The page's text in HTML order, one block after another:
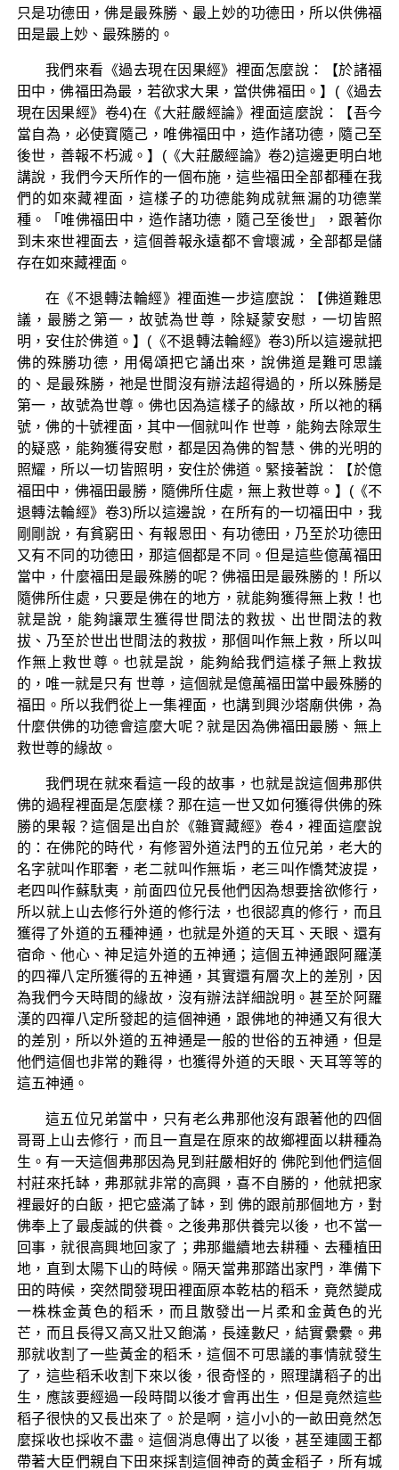
只是功德田，佛是最殊勝、最上妙的功德田，所以供佛福
田是最上妙、最殊勝的。
我們來看《過去現在因果經》裡面怎麼說：【於諸福
田中，佛福田為最，若欲求大果，當供佛福田。】(《過去
現在因果經》卷4)在《大莊嚴經論》裡面這麼說：【吾今
當自為，必使寶隨己，唯佛福田中，造作諸功德，隨己至
後世，善報不朽滅。】(《大莊嚴經論》卷2)這邊更明白地
講說，我們今天所作的一個布施，這些福田全部都種在我
們的如來藏裡面，這樣子的功德能夠成就無漏的功德業
種。「唯佛福田中，造作諸功德，隨己至後世」，跟著你
到未來世裡面去，這個善報永遠都不會壞滅，全部都是儲
存在如來藏裡面。
在《不退轉法輪經》裡面進一步這麼說：【佛道難思
議，最勝之第一，故號為世尊，除疑蒙安慰，一切皆照
明，安住於佛道。】(《不退轉法輪經》卷3)所以這邊就把
佛的殊勝功德，用偈頌把它誦出來，說佛道是難可思議
的、是最殊勝，祂是世間沒有辦法超得過的，所以殊勝是
第一，故號為世尊。佛也因為這樣子的緣故，所以祂的稱
號，佛的十號裡面，其中一個就叫作 世尊，能夠去除眾生
的疑惑，能夠獲得安慰，都是因為佛的智慧、佛的光明的
照耀，所以一切皆照明，安住於佛道。緊接著說：【於億
福田中，佛福田最勝，隨佛所住處，無上救世尊。】(《不
退轉法輪經》卷3)所以這邊說，在所有的一切福田中，我
剛剛說，有貧窮田、有報恩田、有功德田，乃至於功德田
又有不同的功德田，那這個都是不同。但是這些億萬福田
當中，什麼福田是最殊勝的呢？佛福田是最殊勝的！所以
隨佛所住處，只要是佛在的地方，就能夠獲得無上救！也
就是說，能夠讓眾生獲得世間法的救拔、出世間法的救
拔、乃至於世出世間法的救拔，那個叫作無上救，所以叫
作無上救世尊。也就是說，能夠給我們這樣子無上救拔
的，唯一就是只有 世尊，這個就是億萬福田當中最殊勝的
福田。所以我們從上一集裡面，也講到興沙塔廟供佛，為
什麼供佛的功德會這麼大呢？就是因為佛福田最勝、無上
救世尊的緣故。
我們現在就來看這一段的故事，也就是說這個弗那供
佛的過程裡面是怎麼樣？那在這一世又如何獲得供佛的殊
勝的果報？這個是出自於《雜寶藏經》卷4，裡面這麼說
的：在佛陀的時代，有修習外道法門的五位兄弟，老大的
名字就叫作耶奢，老二就叫作無垢，老三叫作憍梵波提，
老四叫作蘇馱夷，前面四位兄長他們因為想要捨欲修行，
所以就上山去修行外道的修行法，也很認真的修行，而且
獲得了外道的五種神通，也就是外道的天耳、天眼、還有
宿命、他心、神足這外道的五神通；這個五神通跟阿羅漢
的四禪八定所獲得的五神通，其實還有層次上的差別，因
為我們今天時間的緣故，沒有辦法詳細說明。甚至於阿羅
漢的四禪八定所發起的這個神通，跟佛地的神通又有很大
的差別，所以外道的五神通是一般的世俗的五神通，但是
他們這個也非常的難得，也獲得外道的天眼、天耳等等的
這五神通。
這五位兄弟當中，只有老么弗那他沒有跟著他的四個
哥哥上山去修行，而且一直是在原來的故鄉裡面以耕種為
生。有一天這個弗那因為見到莊嚴相好的 佛陀到他們這個
村莊來托缽，弗那就非常的高興，喜不自勝的，他就把家
裡最好的白飯，把它盛滿了缽，到 佛的跟前那個地方，對
佛奉上了最虔誠的供養。之後弗那供養完以後，也不當一
回事，就很高興地回家了；弗那繼續地去耕種、去種植田
地，直到太陽下山的時候。隔天當弗那踏出家門，準備下
田的時候，突然間發現田裡面原本乾枯的稻禾，竟然變成
一株株金黃色的稻禾，而且散發出一片柔和金黃色的光
芒，而且長得又高又壯又飽滿，長達數尺，結實纍纍。弗
那就收割了一些黃金的稻禾，這個不可思議的事情就發生
了，這些稻禾收割下來以後，很奇怪的，照理講稻子的出
生，應該要經過一段時間以後才會再出生，但是竟然這些
稻子很快的又長出來了。於是啊，這小小的一畝田竟然怎
麼採收也採收不盡。這個消息傳出了以後，甚至連國王都
帶著大臣們親自下田來採割這個神奇的黃金稻子，所有城